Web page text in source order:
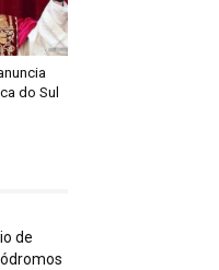
do Sul
de